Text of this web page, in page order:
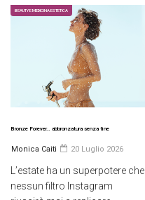
BEAUTY E MEDICINA ESTETICA
Bronze Forever… abbronzatura senza fine
Monica Caiti 20 Luglio 2026
L’estate ha un superpotere che
nessun filtro Instagram